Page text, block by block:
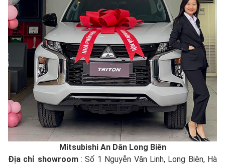
Mitsubishi An Dân Long Biên
Địa chỉ showroom: Số 1 Nguyễn Văn Linh, Long Biên, Hà